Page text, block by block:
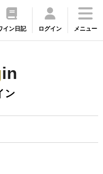
イン日記 ログイン メニュー
in
ン